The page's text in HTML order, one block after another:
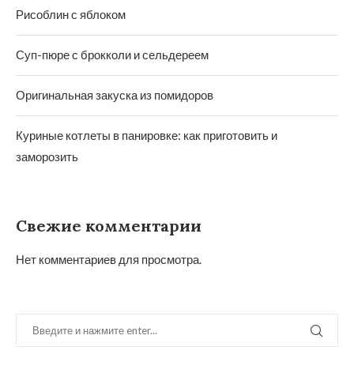
Рисоблин с яблоком
Суп-пюре с брокколи и сельдереем
Оригинальная закуска из помидоров
Куриные котлеты в панировке: как приготовить и
заморозить
Свежие комментарии
Нет комментариев для просмотра.